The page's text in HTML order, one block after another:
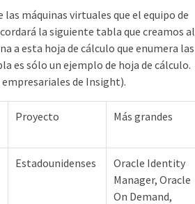
máquinas virtuales que el equipo de
la siguiente tabla que creamos al
a esta hoja de cálculo que enumera las
es sólo un ejemplo de hoja de cálculo.
de Insight).
Proyecto Más grandes
Estadounidenses
Oracle Identity
Manager, Oracle
On Demand,